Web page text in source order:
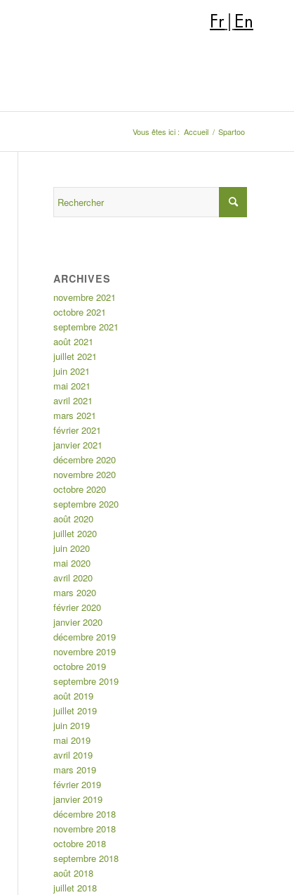
Fr En
Vous êtes ici : Accueil / Spartoo
ARCHIVES
novembre 2021
octobre 2021
septembre 2021
août 2021
juillet 2021
juin 2021
mai 2021
avril 2021
mars 2021
février 2021
janvier 2021
décembre 2020
novembre 2020
octobre 2020
septembre 2020
août 2020
juillet 2020
juin 2020
mai 2020
avril 2020
mars 2020
février 2020
janvier 2020
décembre 2019
novembre 2019
octobre 2019
septembre 2019
août 2019
juillet 2019
juin 2019
mai 2019
avril 2019
mars 2019
février 2019
janvier 2019
décembre 2018
novembre 2018
octobre 2018
septembre 2018
août 2018
juillet 2018